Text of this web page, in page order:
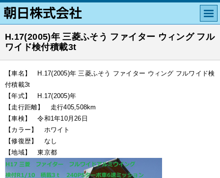
H.17(2005)年 三菱ふそう ファイター ウィング フル
ワイド検付積載3t
【車名】 H.17(2005)年 三菱ふそう ファイター ウィング フルワイド検
付積載3t
【年式】 H.17(2005)年
【走行距離】 走行405,508km
【車検】 令和1年10月26日
【カラー】 ホワイト
【修復歴】 なし
【地域】 東京都